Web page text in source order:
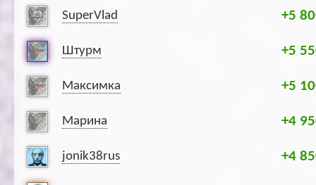
SuperVlad +5
Штурм +5
Максимка +5
Марина +4
jonik38rus +4